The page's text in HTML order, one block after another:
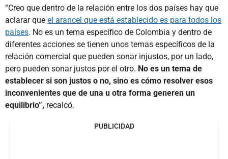
“Creo que dentro de la relación entre los dos países hay que
aclarar que el arancel que está establecido es para todos los
países. No es un tema específico de Colombia y dentro de
diferentes acciones se tienen unos temas específicos de la
relación comercial que pueden sonar injustos, por un lado,
pero pueden sonar justos por el otro. No es un tema de
establecer si son justos o no, sino es cómo resolver esos
inconvenientes que de una u otra forma generen un
equilibrio”, recalcó.
PUBLICIDAD